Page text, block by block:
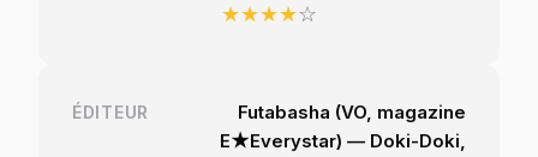
★★★★☆
ÉDITEUR
Futabasha (VO, magazine
E★Everystar) — Doki-Doki,